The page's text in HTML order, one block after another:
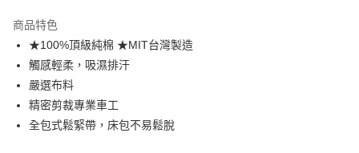
合作金庫商業銀行
華南商業銀行
上海商業儲蓄銀行
國泰世華商業銀行
臺灣中小企業銀行
匯豐（台灣）商業銀行
聯邦商業銀行
超商取貨付款
LINE Pay
Apple Pay
悠遊付
商品特色
★100%頂級純棉 ★MIT台灣製造
觸感輕柔，吸濕排汗
嚴選布料
精密剪裁專業車工
全包式鬆緊帶，床包不易鬆脫